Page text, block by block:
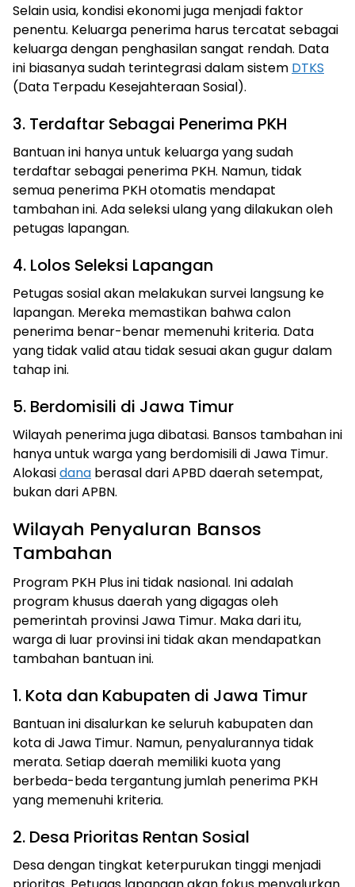
Selain usia, kondisi ekonomi juga menjadi faktor
penentu. Keluarga penerima harus tercatat sebagai
keluarga dengan penghasilan sangat rendah. Data
ini biasanya sudah terintegrasi dalam sistem DTKS
(Data Terpadu Kesejahteraan Sosial).
3. Terdaftar Sebagai Penerima PKH
Bantuan ini hanya untuk keluarga yang sudah
terdaftar sebagai penerima PKH. Namun, tidak
semua penerima PKH otomatis mendapat
tambahan ini. Ada seleksi ulang yang dilakukan oleh
petugas lapangan.
4. Lolos Seleksi Lapangan
Petugas sosial akan melakukan survei langsung ke
lapangan. Mereka memastikan bahwa calon
penerima benar-benar memenuhi kriteria. Data
yang tidak valid atau tidak sesuai akan gugur dalam
tahap ini.
5. Berdomisili di Jawa Timur
Wilayah penerima juga dibatasi. Bansos tambahan ini
hanya untuk warga yang berdomisili di Jawa Timur.
Alokasidana berasal dari APBD daerah setempat,
bukan dari APBN.
Wilayah Penyaluran Bansos
Tambahan
Program PKH Plus ini tidak nasional. Ini adalah
program khusus daerah yang digagas oleh
pemerintah provinsi Jawa Timur. Maka dari itu,
warga di luar provinsi ini tidak akan mendapatkan
tambahan bantuan ini.
1. Kota dan Kabupaten di Jawa Timur
Bantuan ini disalurkan ke seluruh kabupaten dan
kota di Jawa Timur. Namun, penyalurannya tidak
merata. Setiap daerah memiliki kuota yang
berbeda-beda tergantung jumlah penerima PKH
yang memenuhi kriteria.
2. Desa Prioritas Rentan Sosial
Desa dengan tingkat keterpurukan tinggi menjadi